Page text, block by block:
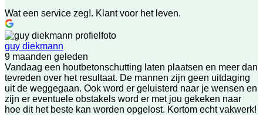
Wat een service zeg!. Klant voor het leven.
guy diekmann
9 maanden geleden
Vandaag een houtbetonschutting laten plaatsen en meer dan
tevreden over het resultaat. De mannen zijn geen uitdaging
uit de weggegaan. Ook word er geluisterd naar je wensen en
zijn er eventuele obstakels word er met jou gekeken naar
hoe dit het beste kan worden opgelost. Kortom echt vakwerk!